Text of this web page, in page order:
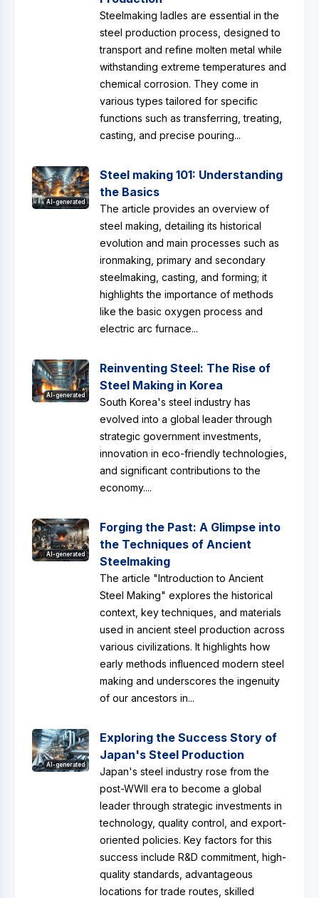
Steelmaking ladles are essential in the
steel production process, designed to
transport and refine molten metal while
withstanding extreme temperatures and
chemical corrosion. They come in
various types tailored for specific
functions such as transferring, treating,
casting, and precise pouring...
AI-generated
Steel making 101: Understanding
the Basics
The article provides an overview of
steel making, detailing its historical
evolution and main processes such as
ironmaking, primary and secondary
steelmaking, casting, and forming; it
highlights the importance of methods
like the basic oxygen process and
electric arc furnace...
AI-generated
Reinventing Steel: The Rise of
Steel Making in Korea
South Korea's steel industry has
evolved into a global leader through
strategic government investments,
innovation in eco-friendly technologies,
and significant contributions to the
economy....
AI-generated
Forging the Past: A Glimpse into
the Techniques of Ancient
Steelmaking
The article "Introduction to Ancient
Steel Making" explores the historical
context, key techniques, and materials
used in ancient steel production across
various civilizations. It highlights how
early methods influenced modern steel
making and underscores the ingenuity
of our ancestors in...
AI-generated
Exploring the Success Story of
Japan's Steel Production
Japan's steel industry rose from the
post-WWII era to become a global
leader through strategic investments in
technology, quality control, and export-
oriented policies. Key factors for this
success include R&D commitment, high-
quality standards, advantageous
locations for trade routes, skilled